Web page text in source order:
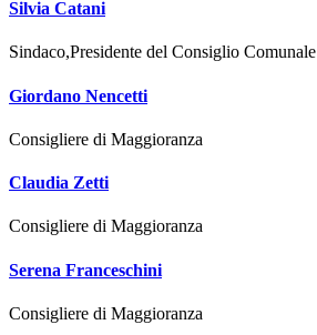
Silvia Catani
Sindaco,Presidente del Consiglio Comunale
Giordano Nencetti
Consigliere di Maggioranza
Claudia Zetti
Consigliere di Maggioranza
Serena Franceschini
Consigliere di Maggioranza